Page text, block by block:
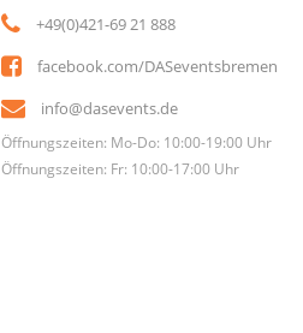
+49(0)421-69 21 888
facebook.com/DASeventsbremen
info@dasevents.de
Öffnungszeiten: Mo-Do: 10:00-19:00 Uhr
Öffnungszeiten: Fr: 10:00-17:00 Uhr